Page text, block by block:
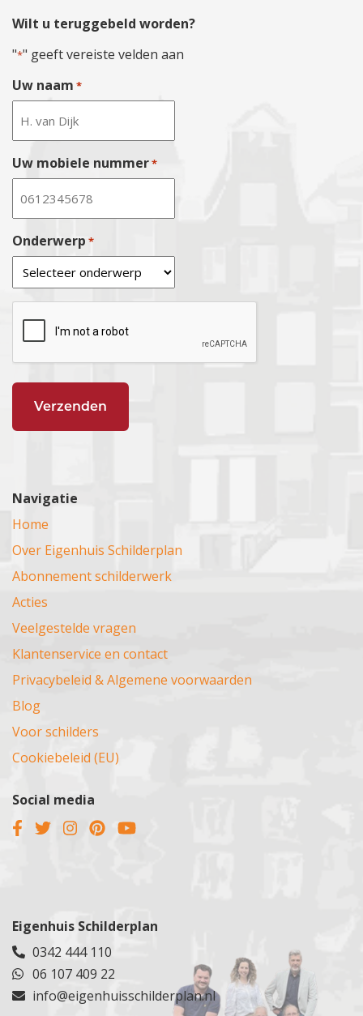
Wilt u teruggebeld worden?
"*" geeft vereiste velden aan
Uw naam *
Uw mobiele nummer*
Onderwerp *
Navigatie
Home
Over Eigenhuis Schilderplan
Abonnement schilderwerk
Acties
Veelgestelde vragen
Klantenservice en contact
Privacybeleid & Algemene voorwaarden
Blog
Voor schilders
Cookiebeleid (EU)
Social media
Eigenhuis Schilderplan
0342 444 110
06 107 409 22
info@eigenhuisschilderplan.nl